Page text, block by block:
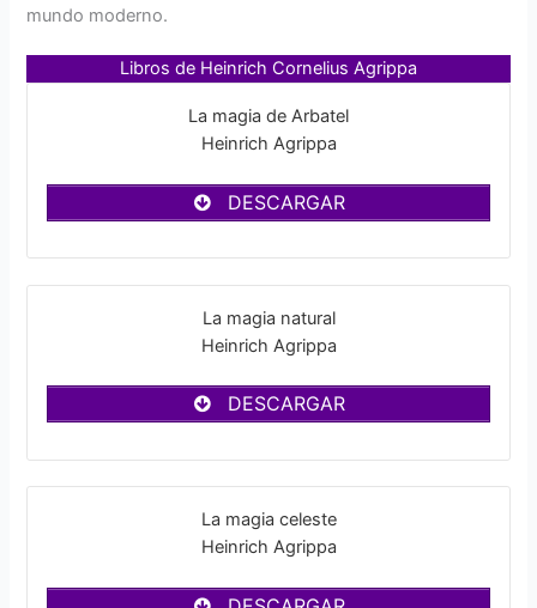
mundo moderno.
Libros de Heinrich Cornelius Agrippa
La magia de Arbatel
Heinrich Agrippa
DESCARGAR
La magia natural
Heinrich Agrippa
DESCARGAR
La magia celeste
Heinrich Agrippa